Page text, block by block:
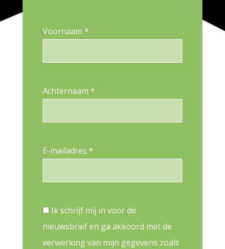
Voornaam *
Achternaam *
E-mailadres *
Ik schrijf mij in voor de
nieuwsbrief en ga akkoord met de
verwerking van mijn gegevens zoals